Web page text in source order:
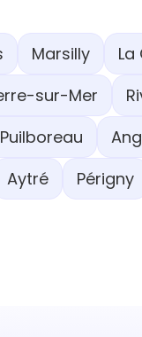
Marsilly
sur-Mer
Puilboreau
Aytré Périgny